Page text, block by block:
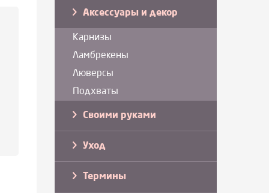
Аксессуары и декор
Карнизы
Ламбрекены
Люверсы
Подхваты
Своими руками
Уход
Термины